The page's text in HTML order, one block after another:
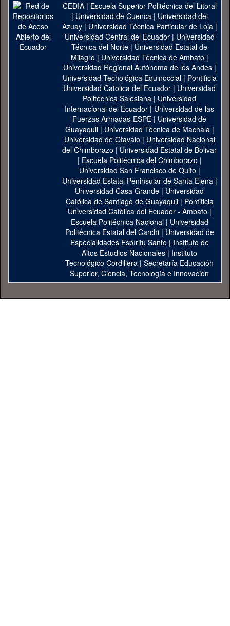
CEDIA| Escuela Superior Politécnica del Litoral
| Universidad de Cuenca| Universidad del
Azuay| Universidad Técnica Particular de Loja|
Universidad Central del Ecuador| Universidad
Técnica del Norte | Universidad Estatal de
Milagro | Universidad Técnica de Ambato |
Universidad Regional Autónoma de los Andes|
Universidad Tecnológica Equinoccial| Pontificia
Universidad Catolica del Ecuador | Universidad
Politécnica Salesiana | Universidad
Internacional del Ecuador | Universidad de las
Fuerzas Armadas-ESPE | Universidad de
Guayaquil| Universidad Técnica de Machala|
Universidad de Otavalo | Universidad Nacional
del Chimborazo | Universidad Estatal de Bolivar
| Escuela Politécnica del Chimborazo |
Universidad San Francisco de Quito |
Universidad Estatal Peninsular de Santa Elena|
Universidad Casa Grande | Universidad
Católica de Santiago de Guayaquil| Pontificia
Universidad Católica del Ecuador - Ambato |
Escuela Politécnica Nacional| Universidad
Politécnica Estatal del Carchi| Universidad de
Especialidades Espíritu Santo | Instituto de
Altos Estudios Nacionales | Instituto
Tecnológico Cordillera | Secretaría Educación
Superior, Ciencia, Tecnología e Innovación